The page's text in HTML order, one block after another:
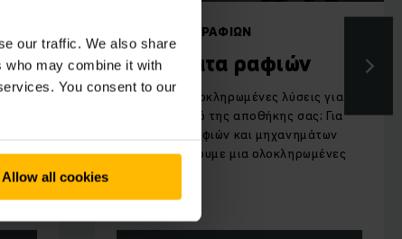
our traffic. We also share
who may combine it with
You consent to our
Allow all cookies
ΣΥΣΤΉΜΑΤΑ ΡΑΦΙΩΝ
Συστήματα ραφιών
Αναζητάτε ολοκληρωμένες λύσεις για
τον εξοπλισμό της αποθήκης σας; Για
συστήματα ραφιών και μηχανημάτων
σας προσφέρουμε μια ολοκληρωμένες